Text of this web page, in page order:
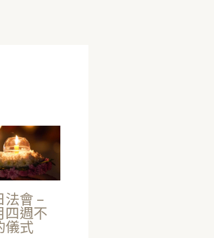
法會 –
四週不
儀式